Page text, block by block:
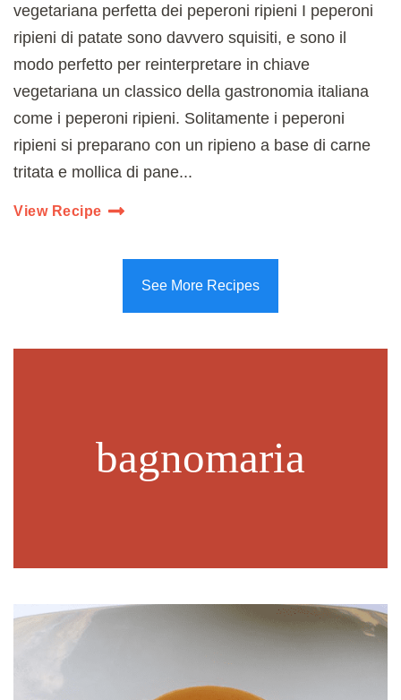
vegetariana perfetta dei peperoni ripieni I peperoni
ripieni di patate sono davvero squisiti, e sono il
modo perfetto per reinterpretare in chiave
vegetariana un classico della gastronomia italiana
come i peperoni ripieni. Solitamente i peperoni
ripieni si preparano con un ripieno a base di carne
tritata e mollica di pane...
View Recipe
See More Recipes
bagnomaria